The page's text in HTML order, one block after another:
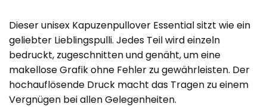
Dieser unisex Kapuzenpullover Essential sitzt wie ein
geliebter Lieblingspulli. Jedes Teil wird einzeln
bedruckt, zugeschnitten und genäht, um eine
makellose Grafik ohne Fehler zu gewährleisten. Der
hochauflösende Druck macht das Tragen zu einem
Vergnügen bei allen Gelegenheiten.